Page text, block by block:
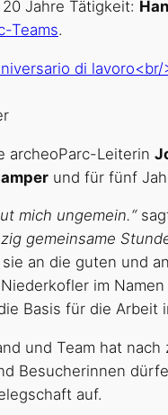
Jahre Tätigkeit:
Teams.
archeoParc-Leiterin
und für fünf
mich ungemein.“
gemeinsame
an die guten und
im
Basis für die Arbeit
und Team hat
Besucherinnen
auf.